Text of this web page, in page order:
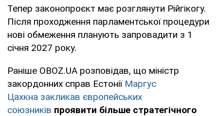
Тепер законопроєкт має розглянути Рійгікогу.
Після проходження парламентської процедури
нові обмеження планують запровадити з 1
січня 2027 року.
Раніше OBOZ.UA розповідав, що міністр
закордонних справ Естонії Маргус
Цахкна закликав європейських
союзників проявити більше стратегічного